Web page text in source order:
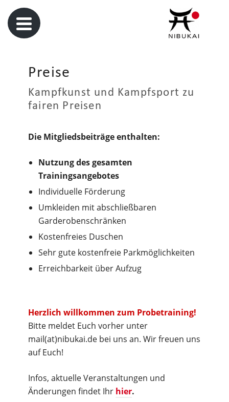
Preise
Kampfkunst und Kampfsport zu
fairen Preisen
Die Mitgliedsbeiträge enthalten:
Nutzung des gesamten
Trainingsangebotes
Individuelle Förderung
Umkleiden mit abschließbaren
Garderobenschränken
Kostenfreies Duschen
Sehr gute kostenfreie Parkmöglichkeiten
Erreichbarkeit über Aufzug
Herzlich willkommen zum Probetraining!
Bitte meldet Euch vorher unter
mail(at)nibukai.de bei uns an. Wir freuen uns
auf Euch!
Infos, aktuelle Veranstaltungen und
Änderungen findet Ihr hier.